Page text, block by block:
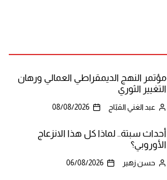
مؤتمر النهج الديمقراطي العمالي ورهان
التغيير الثوري
عبد الغني القبّاج 08/08/2026
أحداث سبتة.. لماذا كل هذا الانزعاج
الأوروبي؟
حسن زهير 06/08/2026